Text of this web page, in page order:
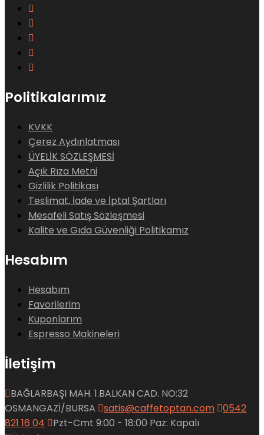
Politikalarımız
KVKK
Çerez Aydınlatması
ÜYELİK SÖZLEŞMESİ
Açık Rıza Metni
Gizlilik Politikası
Teslimat, İade ve İptal Şartları
Mesafeli Satış Sözleşmesi
Kalite ve Gıda Güvenliği Politikamız
Hesabım
Hesabım
Favorilerim
Kuponlarım
Espresso Makineleri
İletişim
BAĞLARBAŞI MAH. 1.BALKAN CAD. NO:32
OSMANGAZİ/BURSA
satis@caffetoptan.com
0542
821 16 04
Pzt-Cmt 9:00 - 18:00 Paz: Kapalı